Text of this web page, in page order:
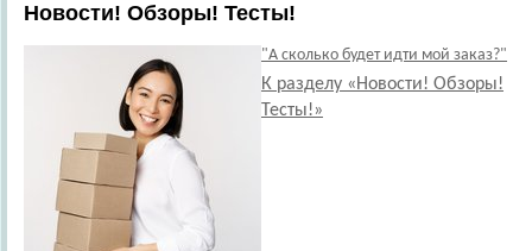
Новости! Обзоры! Тесты!
"А сколько будет идти мой заказ?"
К разделу «Новости! Обзоры!
Тесты!»